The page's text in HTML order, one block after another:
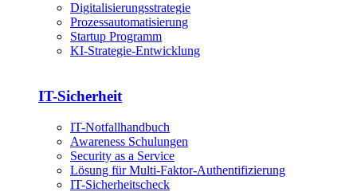
Digitalisierungsstrategie
Prozessautomatisierung
Startup Programm
KI-Strategie-Entwicklung
IT-Sicherheit
IT-Notfallhandbuch
Awareness Schulungen
Security as a Service
Lösung für Multi-Faktor-Authentifizierung
IT-Sicherheitscheck